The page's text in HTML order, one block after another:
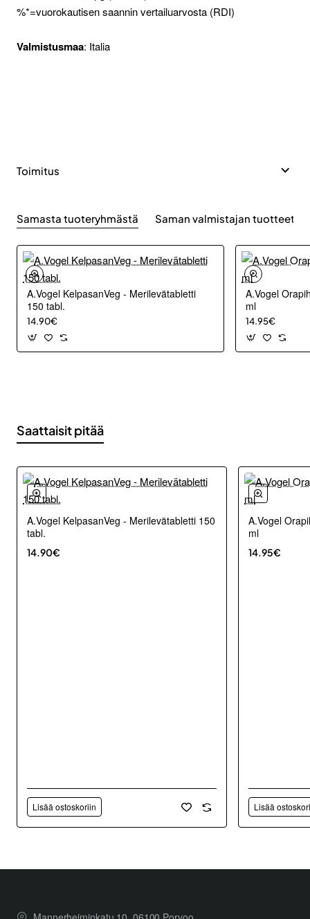
%*=vuorokautisen saannin vertailuarvosta (RDI)
Valmistusmaa: Italia
Toimitus
Samasta tuoteryhmästä Saman valmistajan tuotteet
A.Vogel KelpasanVeg - Merilevätabletti
150 tabl.
14.90€
A.Vogel
ml
14.95€
Saattaisit pitää
A.Vogel KelpasanVeg - Merilevätabletti 150
tabl.
14.90€
Lisää ostoskoriin
A.Vogel
ml
14.95€
Lisää